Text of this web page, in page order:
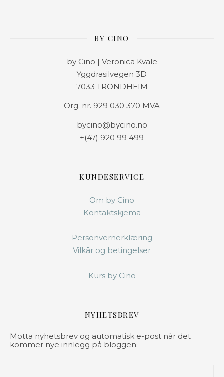
BY CINO
by Cino | Veronica Kvale
Yggdrasilvegen 3D
7033 TRONDHEIM
Org. nr. 929 030 370 MVA
bycino@bycino.no
+(47) 920 99 499
KUNDESERVICE
Om by Cino
Kontaktskjema
Personvernerklæring
Vilkår og betingelser
Kurs by Cino
NYHETSBREV
Motta nyhetsbrev og automatisk e-post når det
kommer nye innlegg på bloggen.